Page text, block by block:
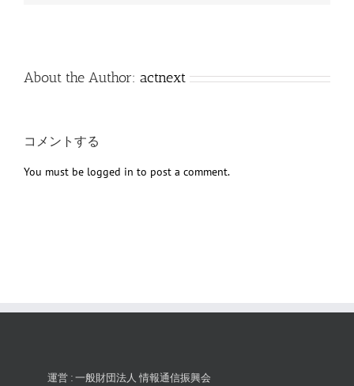
About the Author: actnext
コメントする
You must be logged in to post a comment.
運営 : 一般財団法人 情報通信振興会